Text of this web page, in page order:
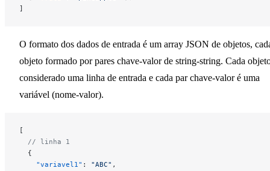
]
O formato dos dados de entrada é um array JSON de objetos,
objeto formado por pares chave-valor de string-string. Cada
considerado uma linha de entrada e cada par chave-valor é uma
variável (nome-valor).
[
  // linha 1
  {
    "
variavel1 " : "ABC" ,